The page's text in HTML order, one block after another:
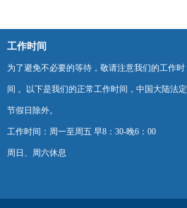
工作时间
为了避免不必要的等待，敬请注意我们的工作时
间 。以下是我们的正常工作时间，中国大陆法定
节假日除外。
工作时间：周一至周五 早8：30-晚6：00
周日、周六休息